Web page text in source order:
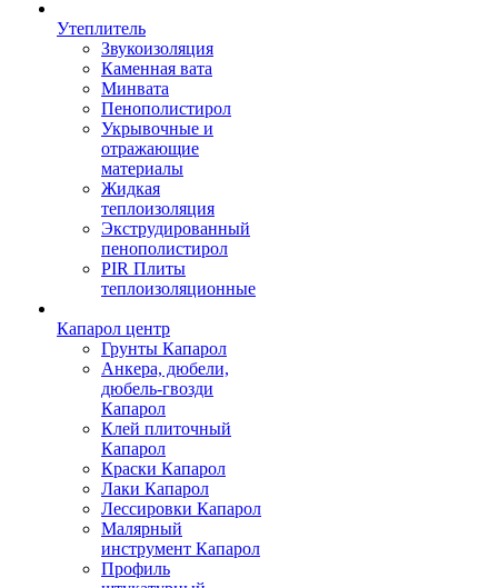
Утеплитель
Звукоизоляция
Каменная вата
Минвата
Пенополистирол
Укрывочные и
отражающие
материалы
Жидкая
теплоизоляция
Экструдированный
пенополистирол
PIR Плиты
теплоизоляционные
Капарол центр
Грунты Капарол
Анкера, дюбели,
дюбель-гвозди
Капарол
Клей плиточный
Капарол
Краски Капарол
Лаки Капарол
Лессировки Капарол
Малярный
инструмент Капарол
Профиль